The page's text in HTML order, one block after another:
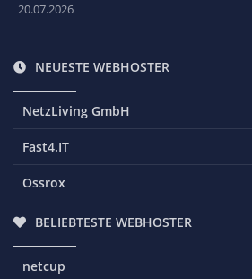
20.07.2026
NEUESTE WEBHOSTER
NetzLiving GmbH
Fast4.IT
Ossrox
BELIEBTESTE WEBHOSTER
netcup